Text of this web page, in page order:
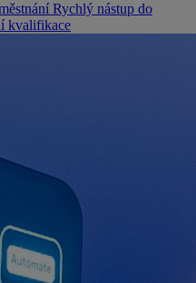
Rychlý nástup do
kvalifikace